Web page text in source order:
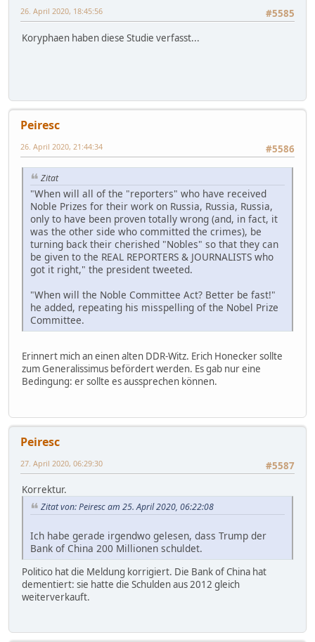
#5585
26. April 2020, 18:45:56
Koryphaen haben diese Studie verfasst...
Peiresc
#5586
26. April 2020, 21:44:34
Zitat
"When will all of the "reporters" who have received
Noble Prizes for their work on Russia, Russia, Russia,
only to have been proven totally wrong (and, in fact, it
was the other side who committed the crimes), be
turning back their cherished "Nobles" so that they can
be given to the REAL REPORTERS & JOURNALISTS who
got it right," the president tweeted.
"When will the Noble Committee Act? Better be fast!"
he added, repeating his misspelling of the Nobel Prize
Committee.
Erinnert mich an einen alten DDR-Witz. Erich Honecker sollte
zum Generalissimus befördert werden. Es gab nur eine
Bedingung: er sollte es aussprechen können.
Peiresc
#5587
27. April 2020, 06:29:30
Korrektur.
Zitat von: Peiresc am 25. April 2020, 06:22:08
Ich habe gerade irgendwo gelesen, dass Trump der
Bank of China 200 Millionen schuldet.
Politico hat die Meldung korrigiert. Die Bank of China hat
dementiert: sie hatte die Schulden aus 2012 gleich
weiterverkauft.